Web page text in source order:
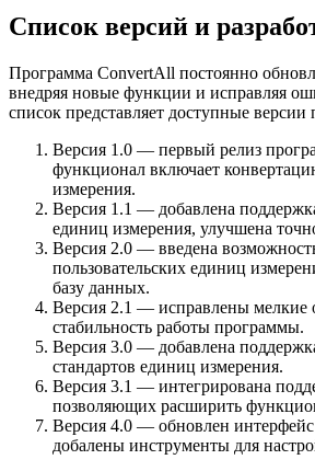
Список версий и
Программа ConvertAll постоянно
внедряя новые функции и исправляя
список представляет доступные
Версия 1.0 — первый релиз
функционал включает
измерения.
Версия 1.1 — добавлена
единиц измерения, улучшена
Версия 2.0 — введена
пользовательских единиц
базу данных.
Версия 2.1 — исправлены мелкие
стабильность работы программы.
Версия 3.0 — добавлена
стандартов единиц измерения.
Версия 3.1 — интегрирована
позволяющих расширить
Версия 4.0 — обновлен
добалены инструменты для